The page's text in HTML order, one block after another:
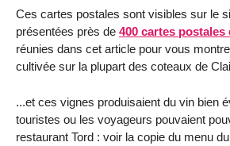
Ces cartes postales sont visibles sur le
présentées près de 400 cartes postales
réunies dans cet article pour vous
cultivée sur la plupart des coteaux de
...et ces vignes produisaient du vin bien
touristes ou les voyageurs pouvaient
restaurant Tord : voir la copie du menu